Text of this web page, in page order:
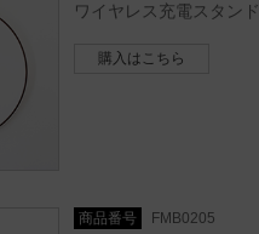
ワイヤレス充電スタンド
購入はこちら
商品番号 FMB0205